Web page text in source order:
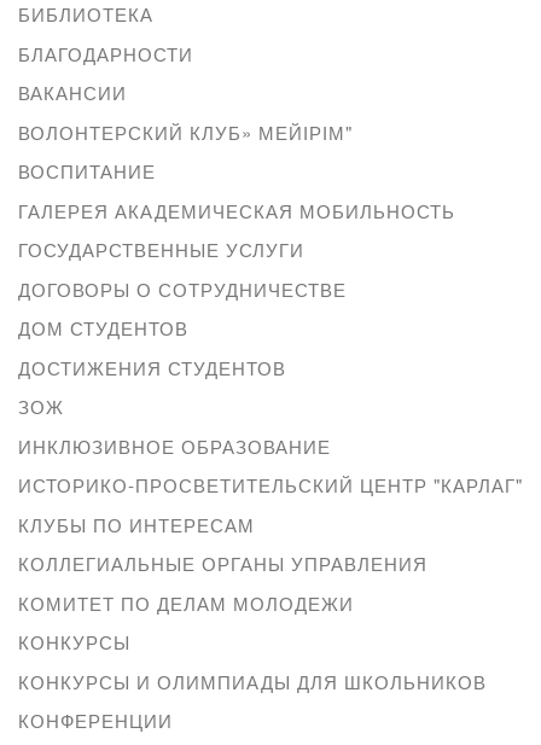
БИБЛИОТЕКА
БЛАГОДАРНОСТИ
ВАКАНСИИ
ВОЛОНТЕРСКИЙ КЛУБ» МЕЙІРІМ"
ВОСПИТАНИЕ
ГАЛЕРЕЯ АКАДЕМИЧЕСКАЯ МОБИЛЬНОСТЬ
ГОСУДАРСТВЕННЫЕ УСЛУГИ
ДОГОВОРЫ О СОТРУДНИЧЕСТВЕ
ДОМ СТУДЕНТОВ
ДОСТИЖЕНИЯ СТУДЕНТОВ
ЗОЖ
ИНКЛЮЗИВНОЕ ОБРАЗОВАНИЕ
ИСТОРИКО-ПРОСВЕТИТЕЛЬСКИЙ ЦЕНТР "КАРЛАГ"
КЛУБЫ ПО ИНТЕРЕСАМ
КОЛЛЕГИАЛЬНЫЕ ОРГАНЫ УПРАВЛЕНИЯ
КОМИТЕТ ПО ДЕЛАМ МОЛОДЕЖИ
КОНКУРСЫ
КОНКУРСЫ И ОЛИМПИАДЫ ДЛЯ ШКОЛЬНИКОВ
КОНФЕРЕНЦИИ